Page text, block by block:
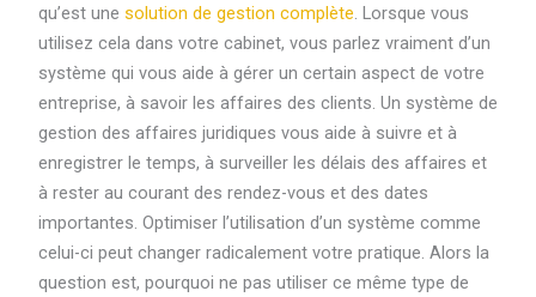
qu’est une solution de gestion complète. Lorsque vous
utilisez cela dans votre cabinet, vous parlez vraiment d’un
système qui vous aide à gérer un certain aspect de votre
entreprise, à savoir les affaires des clients. Un système de
gestion des affaires juridiques vous aide à suivre et à
enregistrer le temps, à surveiller les délais des affaires et
à rester au courant des rendez-vous et des dates
importantes. Optimiser l’utilisation d’un système comme
celui-ci peut changer radicalement votre pratique. Alors la
question est, pourquoi ne pas utiliser ce même type de